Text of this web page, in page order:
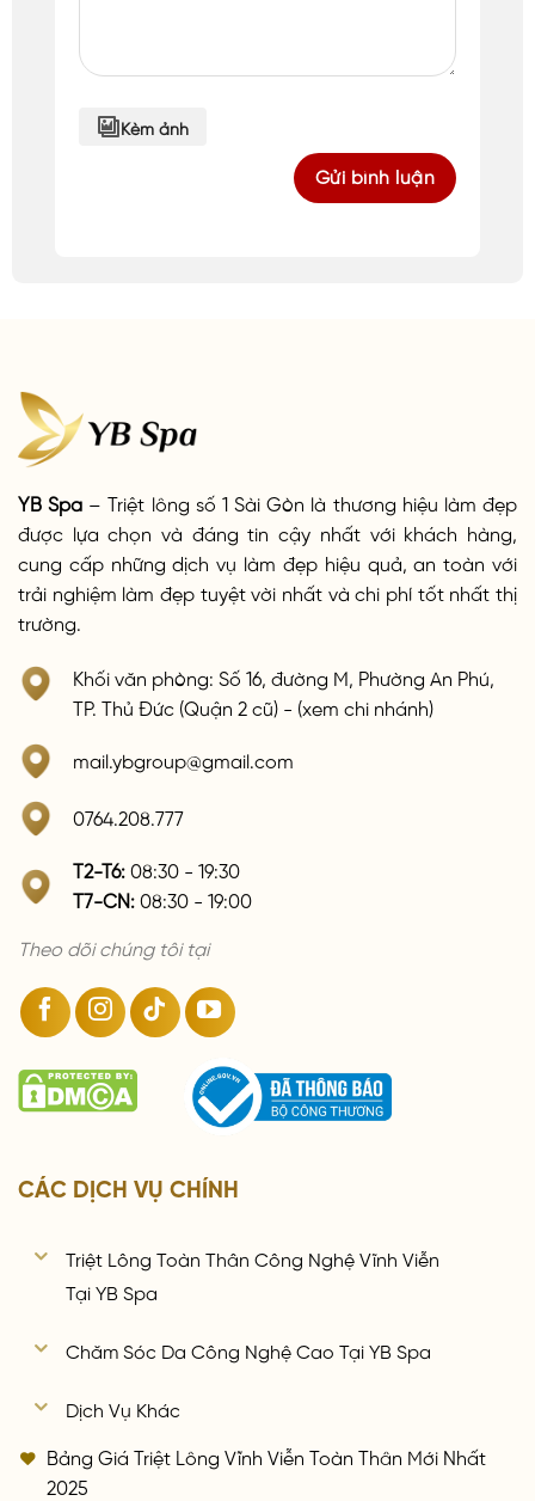
Kèm ảnh
YB Spa – Triệt lông số 1 Sài Gòn là thương hiệu làm đẹp
được lựa chọn và đáng tin cậy nhất với khách hàng,
cung cấp những dịch vụ làm đẹp hiệu quả, an toàn với
trải nghiệm làm đẹp tuyệt vời nhất và chi phí tốt nhất thị
trường.
Khối văn phòng: Số 16, đường M, Phường An Phú,
TP. Thủ Đức (Quận 2 cũ) - (xem chi nhánh)
mail.ybgroup@gmail.com
0764.208.777
T2-T6: 08:30 - 19:30
T7-CN: 08:30 - 19:00
Theo dõi chúng tôi tại
CÁC DỊCH VỤ CHÍNH
Triệt Lông Toàn Thân Công Nghệ Vĩnh Viễn
Tại YB Spa
Chăm Sóc Da Công Nghệ Cao Tại YB Spa
Dịch Vụ Khác
Bảng Giá Triệt Lông Vĩnh Viễn Toàn Thân Mới Nhất
2025